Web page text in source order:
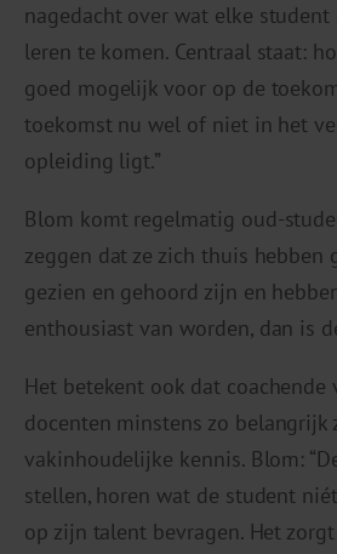
nagedacht over wat elke
leren te komen. Centraal staat:
goed mogelijk voor op de
toekomst nu wel of niet in het
opleiding ligt.”
Blom komt regelmatig oud-
zeggen dat ze zich thuis hebben
gezien en gehoord zijn en
enthousiast van worden, dan is
Het betekent ook dat coachende
docenten minstens zo belangrijk
vakinhoudelijke kennis. Blom:
stellen, horen wat de student
op zijn talent bevragen. Het